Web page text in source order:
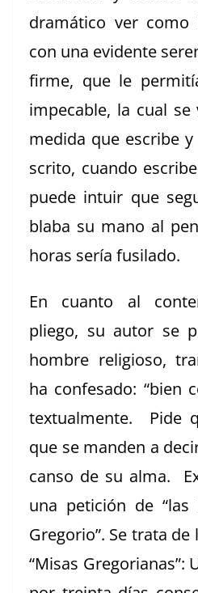
dramáti­co ver como
con una evi­dente
firme, que le
impeca­ble, la cual
medi­da que escribe
scrito, cuan­do
puede intuir que
bla­ba su mano al
horas sería fusilado.
En cuan­to al
pliego, su autor se
hom­bre reli­gioso,
ha con­fe­sa­do: “bien
tex­tual­mente. Pide
que se man­den a
can­so de su alma.
una peti­ción de
Gre­go­rio”. Se tra­ta
“Misas Gre­go­ri­anas”: